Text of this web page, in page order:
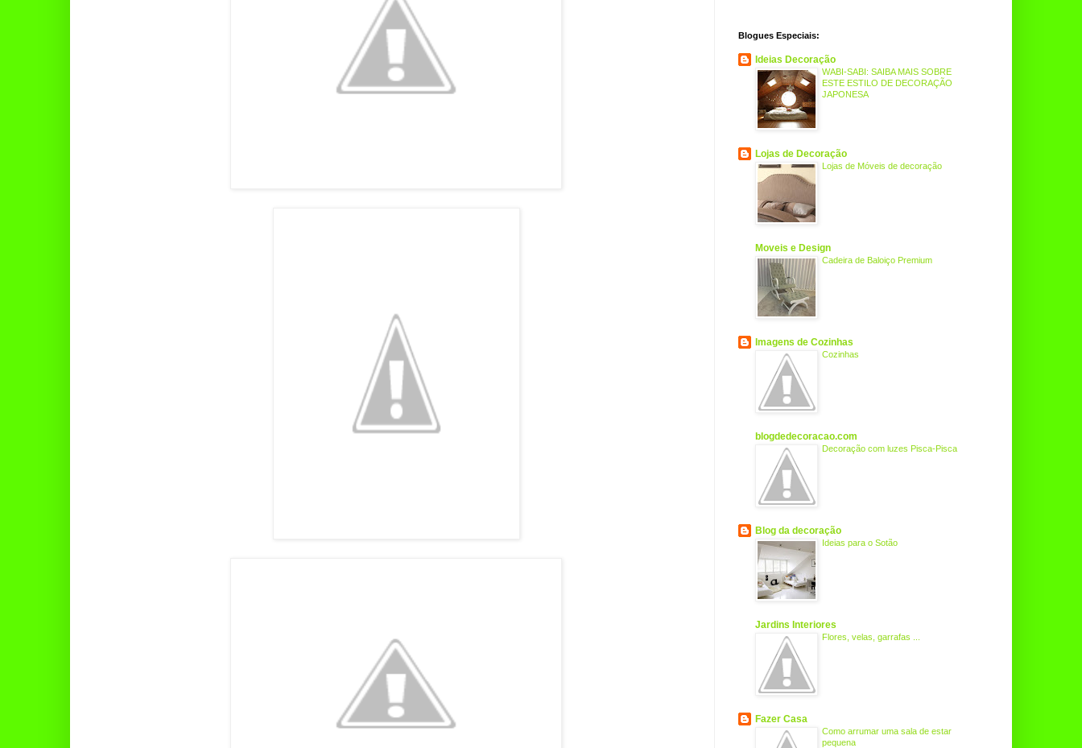
Blogues Especiais:
Ideias Decoração
WABI-SABI: SAIBA MAIS SOBRE
ESTE ESTILO DE DECORAÇÃO
JAPONESA
Lojas de Decoração
Lojas de Móveis de decoração
Moveis e Design
Cadeira de Baloiço Premium
Imagens de Cozinhas
Cozinhas
blogdedecoracao.com
Decoração com luzes Pisca-Pisca
Blog da decoração
Ideias para o Sotão
Jardins Interiores
Flores, velas, garrafas ...
Fazer Casa
Como arrumar uma sala de estar
pequena